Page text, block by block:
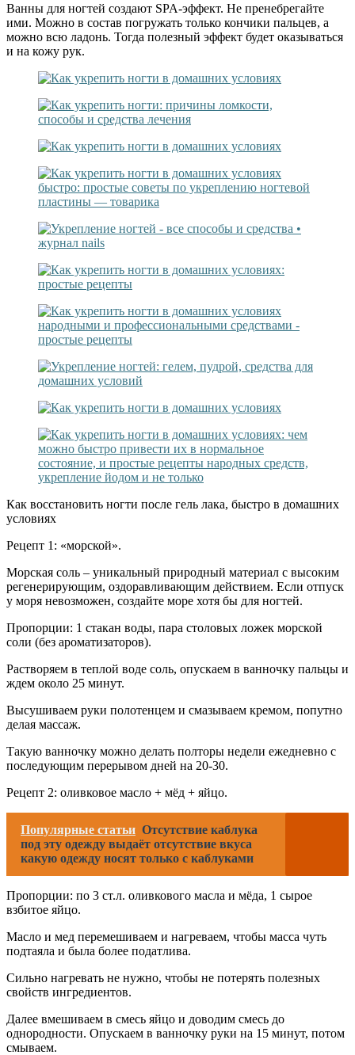
Ванны для ногтей создают SPA-эффект. Не пренебрегайте
ими. Можно в состав погружать только кончики пальцев, а
можно всю ладонь. Тогда полезный эффект будет оказываться
и на кожу рук.
Как восстановить ногти после гель лака, быстро в домашних
условиях
Рецепт 1: «морской».
Морская соль – уникальный природный материал с высоким
регенерирующим, оздоравливающим действием. Если отпуск
у моря невозможен, создайте море хотя бы для ногтей.
Пропорции: 1 стакан воды, пара столовых ложек морской
соли (без ароматизаторов).
Растворяем в теплой воде соль, опускаем в ванночку пальцы и
ждем около 25 минут.
Высушиваем руки полотенцем и смазываем кремом, попутно
делая массаж.
Такую ванночку можно делать полторы недели ежедневно с
последующим перерывом дней на 20-30.
Рецепт 2: оливковое масло + мёд + яйцо.
Популярные статьи Отсутствие каблука
под эту одежду выдаёт отсутствие вкуса
какую одежду носят только с каблуками
Пропорции: по 3 ст.л. оливкового масла и мёда, 1 сырое
взбитое яйцо.
Масло и мед перемешиваем и нагреваем, чтобы масса чуть
подтаяла и была более податлива.
Сильно нагревать не нужно, чтобы не потерять полезных
свойств ингредиентов.
Далее вмешиваем в смесь яйцо и доводим смесь до
однородности. Опускаем в ванночку руки на 15 минут, потом
смываем.